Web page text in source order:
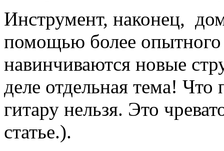
Инструмент, наконец,
помощью более опытного
навинчиваются новые
деле отдельная тема!
гитару нельзя. Это
статье.).